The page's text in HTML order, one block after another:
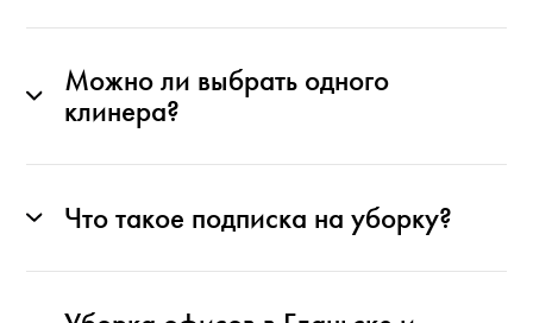
Можно ли выбрать одного
клинера?
Что такое подписка на уборку?